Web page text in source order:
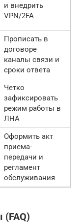
и внедрить
VPN/2FA
Прописать в
договоре
каналы связи и
сроки ответа
Четко
зафиксировать
режим работы в
ЛНА
Оформить акт
приема-
передачи и
регламент
обслуживания